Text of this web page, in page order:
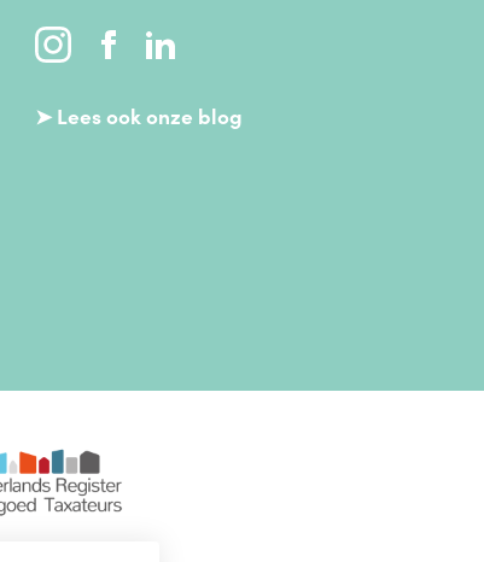
➤ Lees ook onze blog